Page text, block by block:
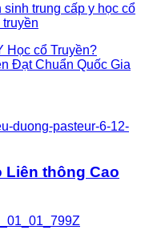
sinh trung cấp y học cổ
truyền
Học cổ Truyền?
Đạt Chuẩn Quốc Gia
thông Cao